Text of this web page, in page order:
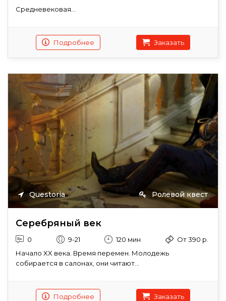
Средневековая...
Подробнее Заказать
Questoria Ролевой квест
Серебряный век
0 9-21 120 мин
От 390 р.
Начало XX века. Время перемен. Молодежь
собирается в салонах, они читают...
Подробнее Заказать